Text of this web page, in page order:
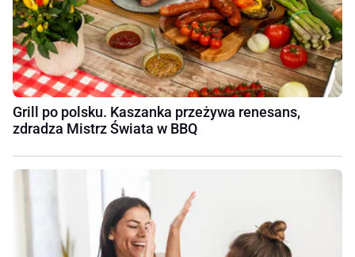
Grill po polsku. Kaszanka przeżywa renesans,
zdradza Mistrz Świata w BBQ